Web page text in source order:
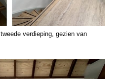
verdieping, gezien van